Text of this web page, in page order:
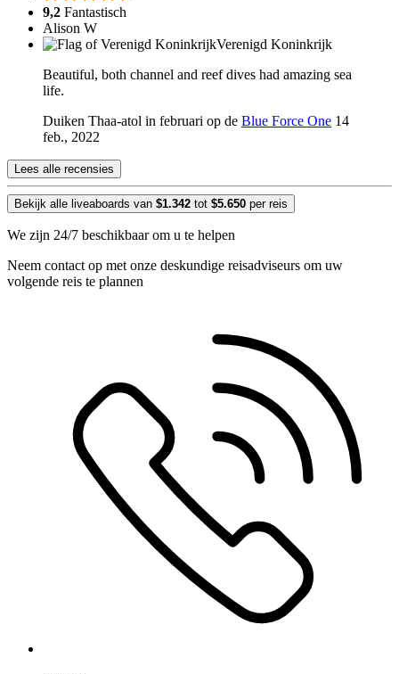
9,2 Fantastisch
Alison W
Verenigd Koninkrijk
Beautiful, both channel and reef dives had amazing sea
life.
Duiken Thaa-atol in februari op de Blue Force One 14
feb., 2022
Lees alle recensies
Bekijk alle liveaboards van $1.342 tot $5.650 per reis
We zijn 24/7 beschikbaar om u te helpen
Neem contact op met onze deskundige reisadviseurs om uw
volgende reis te plannen